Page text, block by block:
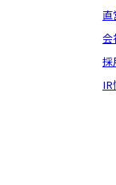
直
会
採
IR